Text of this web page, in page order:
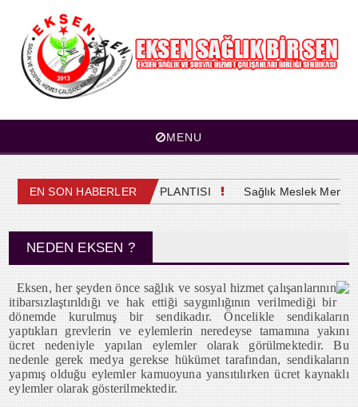
MENU
EN SON HABERLER
GENEL KURUL TOPLANTISI Sağlık Meslek
NEDEN EKSEN ?
Eksen, her şeyden önce sağlık ve sosyal hizmet çalışanlarının
itibarsızlaştırıldığı ve hak ettiği saygınlığının verilmediği bir
dönemde kurulmuş bir sendikadır. Öncelikle sendikaların
yaptıkları grevlerin ve eylemlerin neredeyse tamamına yakını
ücret nedeniyle yapılan eylemler olarak görülmektedir. Bu
nedenle gerek medya gerekse hükümet tarafından, sendikaların
yapmış olduğu eylemler kamuoyuna yansıtılırken ücret kaynaklı
eylemler olarak gösterilmektedir.